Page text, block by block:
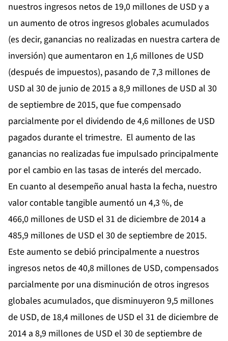
nuestros ingresos netos de 19,0 millones de USD y a
un aumento de otros ingresos globales acumulados
(es decir, ganancias no realizadas en nuestra cartera de
inversión) que aumentaron en 1,6 millones de USD
(después de impuestos), pasando de 7,3 millones de
USD al 30 de junio de 2015 a 8,9 millones de USD al 30
de septiembre de 2015, que fue compensado
parcialmente por el dividendo de 4,6 millones de USD
pagados durante el trimestre. El aumento de las
ganancias no realizadas fue impulsado principalmente
por el cambio en las tasas de interés del mercado.
En cuanto al desempeño anual hasta la fecha, nuestro
valor contable tangible aumentó un 4,3 %, de
466,0 millones de USD el 31 de diciembre de 2014 a
485,9 millones de USD el 30 de septiembre de 2015.
Este aumento se debió principalmente a nuestros
ingresos netos de 40,8 millones de USD, compensados
parcialmente por una disminución de otros ingresos
globales acumulados, que disminuyeron 9,5 millones
de USD, de 18,4 millones de USD el 31 de diciembre de
2014 a 8,9 millones de USD el 30 de septiembre de